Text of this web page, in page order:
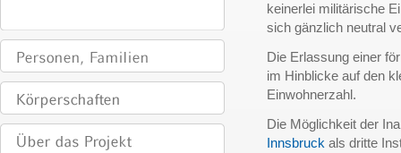
keinerlei militärische
sich gänzlich neutral
Die Erlassung einer
im Hinblicke auf den
Einwohnerzahl.
Die Möglichkeit der
Innsbruck als dritte